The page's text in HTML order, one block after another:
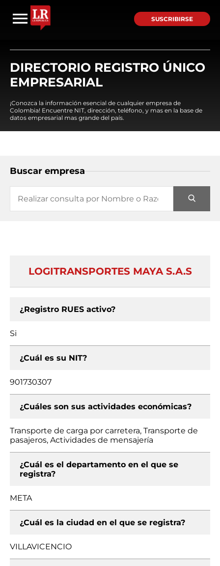
SUSCRIBIRSE
DIRECTORIO REGISTRO ÚNICO
EMPRESARIAL
¡Conozca la información esencial de cualquier empresa de
Colombia! Encuentre NIT, dirección, teléfono, y mas en la base de
datos empresarial mas grande del país.
Buscar empresa
LOGITRANSPORTES MAYA S.A.S
¿Registro RUES activo?
Si
¿Cuál es su NIT?
901730307
¿Cuáles son sus actividades económicas?
Transporte de carga por carretera, Transporte de
pasajeros, Actividades de mensajería
¿Cuál es el departamento en el que se
registra?
META
¿Cuál es la ciudad en el que se registra?
VILLAVICENCIO